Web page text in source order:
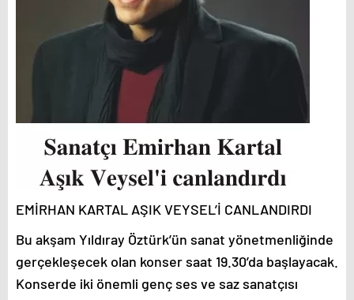
EMİRHAN KARTAL AŞIK VEYSEL’İ CANLANDIRDI
Bu akşam Yıldıray Öztürk’ün sanat yönetmenliğinde
gerçekleşecek olan konser saat 19.30’da başlayacak.
Konserde iki önemli genç ses ve saz sanatçısı